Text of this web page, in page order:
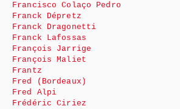
Francisco Colaço Pedro
Franck Dépretz
Franck Dragonetti
Franck Lafossas
François Jarrige
François Maliet
Frantz
Fred (Bordeaux)
Fred Alpi
Frédéric Ciriez